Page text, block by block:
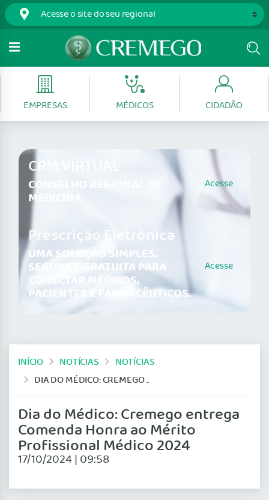
EMPRESAS MÉDICOS CIDADÃO
CRM VIRTUAL
CONSELHO REGIONAL DE
MEDICINA
Acesse
Prescrição Eletrônica
UMA SOLUÇÃO SIMPLES,
SEGURA E GRATUITA PARA
CONECTAR MÉDICOS,
PACIENTES E FARMACÊUTICOS.
Acesse
INÍCIO NOTÍCIAS
NOTÍCIAS
DIA DO MÉDICO: CREMEGO ENTREGA COMENDA HONRA AO MÉRITO PROFISSIONAL MÉDICO 2024
Dia do Médico: Cremego entrega
Comenda Honra ao Mérito
Profissional Médico 2024
17/10/2024 | 09:58